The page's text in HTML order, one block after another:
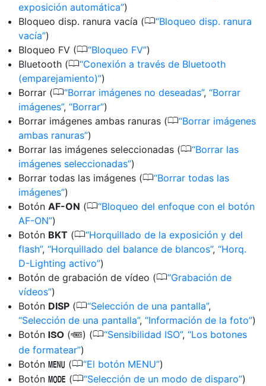
exposición automática )
Bloqueo disp. ranura vacía (0 Bloqueo disp. ranura
vacía )
Bloqueo FV (0 Bloqueo FV )
Bluetooth (0 Conexión a través de Bluetooth
(emparejamiento) )
Borrar (0 Borrar imágenes no deseadas ,
Borrar
imágenes , Borrar )
Borrar imágenes ambas ranuras (0 Borrar imágenes
ambas ranuras )
Borrar las imágenes seleccionadas (0 Borrar las
imágenes seleccionadas )
Borrar todas las imágenes (0 Borrar todas las
imágenes )
Botón AF-ON (0 Bloqueo del enfoque con el botón
AF-ON )
Botón BKT (0 Horquillado de la exposición y del
flash , Horquillado del balance de blancos ,
Horq.
D-Lighting activo )
Botón de grabación de vídeo (0 Grabación de
vídeos )
Botón DISP (0 Selección de una pantalla ,
Selección de una pantalla , Información de la foto )
Botón S (Q) (0 Sensibilidad ISO ,
Los botones
de formatear )
Botón G (0 El botón MENU )
Botón I (0 Selección de un modo de disparo )